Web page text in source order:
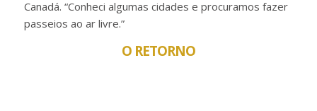
Canadá. “Conheci algumas cidades e procuramos fazer
passeios ao ar livre.”
O RETORNO